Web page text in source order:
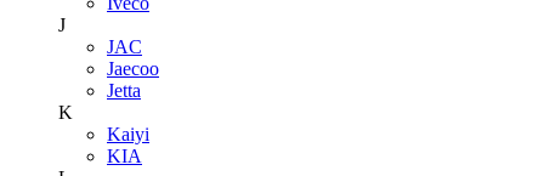
J
JAC
Jaecoo
Jetta
K
Kaiyi
KIA